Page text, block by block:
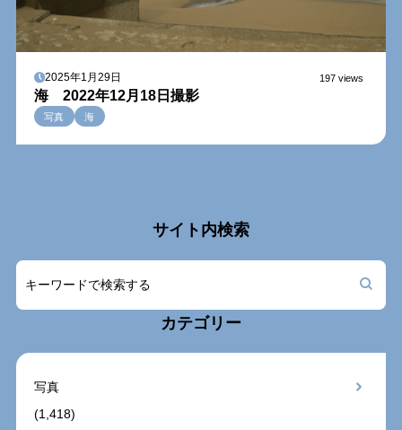
2025年1月29日 197 views
海 2022年12月18日撮影
写真 海
サイト内検索
カテゴリー
写真
(1,418)